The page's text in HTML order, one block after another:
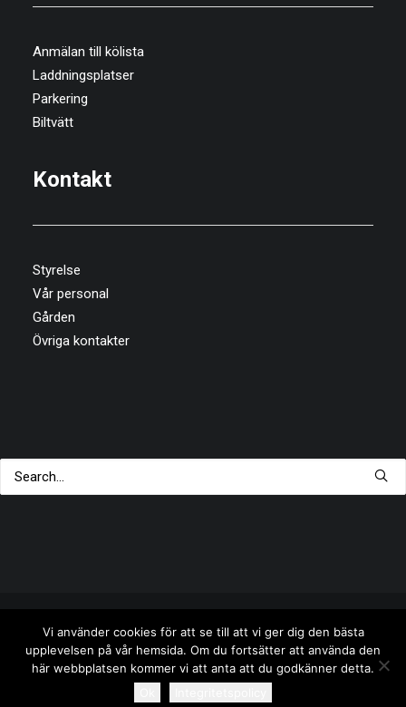
Anmälan till kölista
Laddningsplatser
Parkering
Biltvätt
Kontakt
Styrelse
Vår personal
Gården
Övriga kontakter
© 2026 Brf Masthugget. All rights reserved
Vi använder cookies för att se till att vi ger dig den bästa
upplevelsen på vår hemsida. Om du fortsätter att använda den
här webbplatsen kommer vi att anta att du godkänner detta.